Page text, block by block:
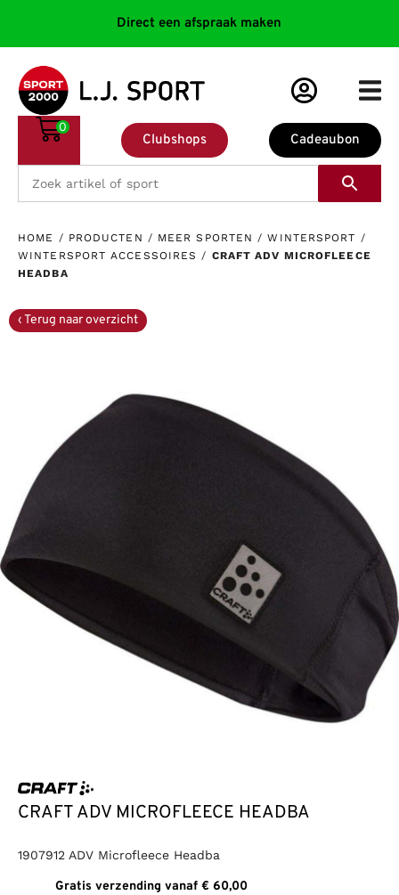
Direct een afspraak maken
Cadeaubon
Clubshops
0
HOME / PRODUCTEN / MEER SPORTEN /WINTERSPORT /
WINTERSPORT ACCESSOIRES / CRAFT ADV MICROFLEECE
HEADBA
CRAFT ADV MICROFLEECE HEADBA
1907912 ADV Microfleece Headba
Gratis verzending vanaf € 60,00